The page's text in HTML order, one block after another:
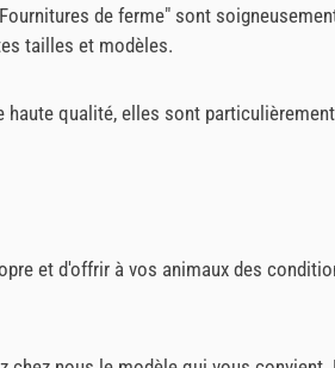
de ferme" sont
tailles et modèles.
qualité, elles sont
et d'offrir à vos animaux des